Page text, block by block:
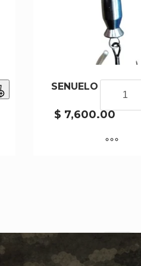
SENUELO B24B109
$ 7,600.00
B24B109
cantidad